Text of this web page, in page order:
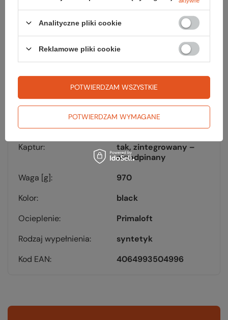
Materiał
TEXAPORE ECOSPHERE
Membrana
TEXAPORE
Wodoszczelność [mm
H₂O]
20.000
Oddychalność [g/m²/24
h]
15.000
Ilość kieszeni
7
Kaptur
tak, zintegrowany –
nieodpinany
Waga [g]
970
Kolor
black
Ocieplenie
Primaloft
Rodzaj wypełnienia
syntetyk
Kod EAN
4064993504996
Analityczne pliki cookie
Reklamowe pliki cookie
POTWIERDZAM WYMAGANE
POTWIERDZAM WSZYSTKIE